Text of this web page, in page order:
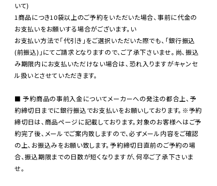
いて)
1商品につき10袋以上のご予約をいただいた場合、事前に代金の
お支払いをお願いする場合がございます。い
お支払い方法で「代引き」をご選択いただいた際でも、「銀行振込
(前振込)」にてご請求となりますので、ご了承下さいませ。尚、振込
み期限内にお支払いただけない場合は、恐れ入りますがキャンセ
ル扱いとさせていただきます。
■ 予約商品の事前入金についてメーカーへの発注の都合上、予
約締切日までに銀行振込でお支払いをお願いしております。※予約
締切日は、商品ページに記載しております。対象のお客様へはご予
約完了後、メールでご案内致しますので、必ずメール内容をご確認
の上、お振込みをお願い致します。予約締切日直前のご予約の場
合、振込期限までの日数が短くなりますが、何卒ご了承下さいま
せ。